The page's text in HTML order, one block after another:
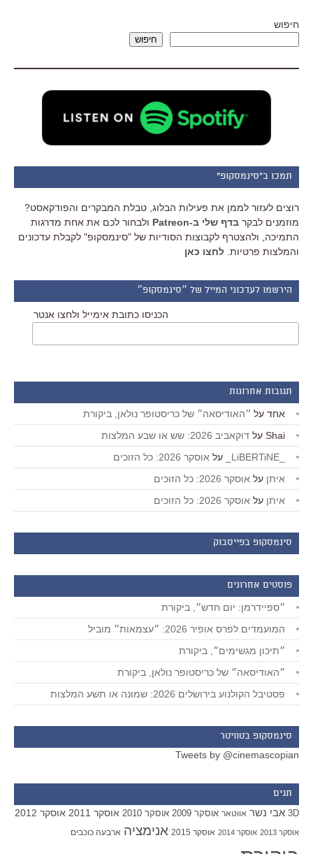
חיפוש
חיפוש
תמכו ב"סינמסקופ"
רוצים לעזור לממן את פעילות הבלוג, טבלת המבקרים והפודקאסט?
מוזמנים לבקר בדף שלי ב-Patreon
ולבחור לכם את אחת מדרגות
התמיכה, ולהצטרף לקבוצות הסודיות של "סינמסקופ" לקבלת עדכונים
והמלצות פרטיות. לחצו כאן
הירשמו לעדכוני המייל של ״סינמסקופ״
הכניסו כתובת אימייל ולחצו אנטר
תגובות אחרונות
אחד על ״האודיסאה״ של כריסטופר נולאן, ביקורת
Shai על דוקאביב 2026: שש או שבע המלצות
על אוסקר 2026: כל הזוכים
איתן על אוסקר 2026: כל הזוכים
איתן על אוסקר 2026: כל הזוכים
סינמסקופ בפייסבוק
פוסטים אחרונים
״ספיידרמן: יום חדש״, ביקורת
המועמדים לפרס אופיר 2026: ״עצמאות״ מוביל
״תיכון מגשימים״, ביקורת
״האודיסאה״ של כריסטופר נולאן, ביקורת
פסטיבל הקולנוע בירושלים 2026: שמונה או תשע המלצות
סינמסקופ בטוויטר
Tweets by @cinemascopian
תגים
3D אבי נשר אווטאר אוסקר 2009 אוסקר 2010 אוסקר 2011 אוסקר 2012
אוסקר 2013 אוסקר 2014 אוסקר 2015 אנימציה ארבעה כוכבים